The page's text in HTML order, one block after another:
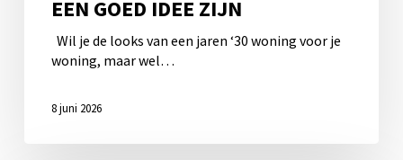
EEN GOED IDEE ZIJN
Wil je de looks van een jaren ‘30 woning voor je
woning, maar wel…
8 juni 2026